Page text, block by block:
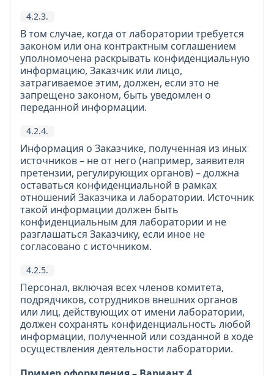
4.2.3.
В том случае, когда от лаборатории требуется
законом или она контрактным соглашением
уполномочена раскрывать конфиденциальную
информацию, Заказчик или лицо,
затрагиваемое этим, должен, если это не
запрещено законом, быть уведомлен о
переданной информации.
4.2.4.
Информация о Заказчике, полученная из иных
источников – не от него (например, заявителя
претензии, регулирующих органов) – должна
оставаться конфиденциальной в рамках
отношений Заказчика и лаборатории. Источник
такой информации должен быть
конфиденциальным для лаборатории и не
разглашаться Заказчику, если иное не
согласовано с источником.
4.2.5.
Персонал, включая всех членов комитета,
подрядчиков, сотрудников внешних органов
или лиц, действующих от имени лаборатории,
должен сохранять конфиденциальность любой
информации, полученной или созданной в ходе
осуществления деятельности лаборатории.